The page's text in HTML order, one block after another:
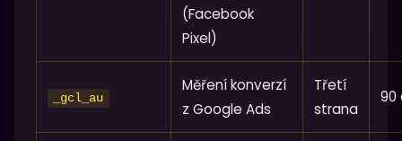
(Facebook
Pixel)
_gcl_au
Měření konverzí
z Google Ads
Třetí
strana
90